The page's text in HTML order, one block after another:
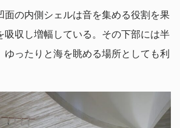
面の内側シェルは音を集める役割を果
吸収し増幅している。その下部には半
ゆったりと海を眺める場所としても利